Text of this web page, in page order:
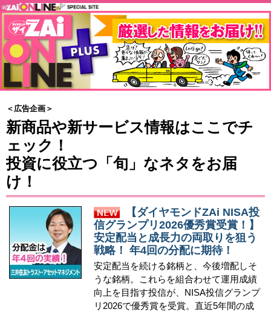
＜広告企画＞
新商品や新サービス情報はここでチ
ェック！
投資に役立つ「旬」なネタをお届
け！
【ダイヤモンドZAi NISA投
信グランプリ2026優秀賞受賞！】
安定配当と成長力の両取りを狙う
戦略！ 年4回の分配に期待！
安定配当を続ける銘柄と、今後増配しそ
うな銘柄。これらを組合わせて運用成績
向上を目指す投信が、NISA投信グランプ
リ2026で優秀賞を受賞。直近5年間の成